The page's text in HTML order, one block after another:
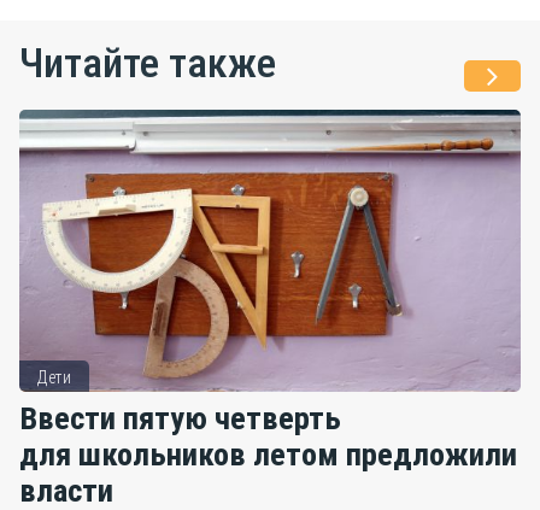
Читайте также
Дети
Ввести пятую четверть
для школьников летом предложили
власти